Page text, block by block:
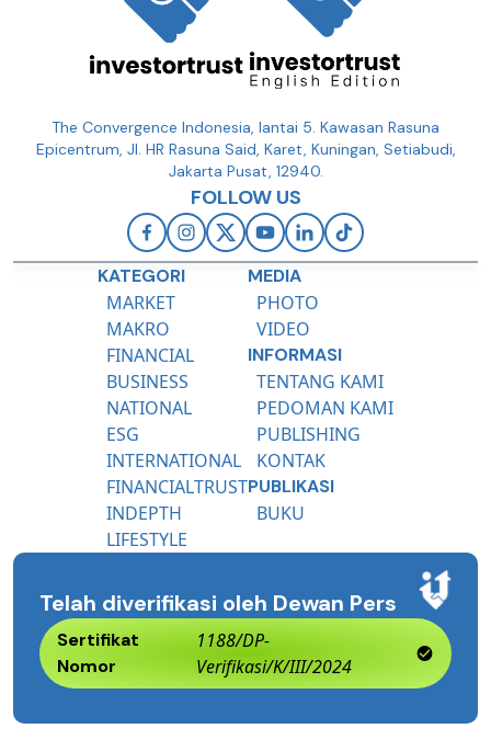
The Convergence Indonesia, lantai 5. Kawasan Rasuna
Epicentrum, Jl. HR Rasuna Said, Karet, Kuningan, Setiabudi,
Jakarta Pusat, 12940.
FOLLOW US
KATEGORI
MARKET
MAKRO
FINANCIAL
BUSINESS
NATIONAL
ESG
INTERNATIONAL
FINANCIALTRUST
INDEPTH
LIFESTYLE
MEDIA
PHOTO
VIDEO
INFORMASI
TENTANG KAMI
PEDOMAN KAMI
PUBLISHING
KONTAK
PUBLIKASI
BUKU
Telah diverifikasi oleh Dewan Pers
Sertifikat
Nomor
1188/DP-
Verifikasi/K/III/2024